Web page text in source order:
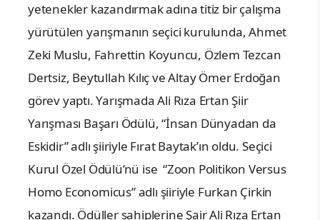
yetenekler kazandırmak adına titiz bir çalışma
yürütülen yarışmanın seçici kurulunda, Ahmet
Zeki Muslu, Fahrettin Koyuncu, Özlem Tezcan
Dertsiz, Beytullah Kılıç ve Altay Ömer Erdoğan
görev yaptı. Yarışmada Ali Rıza Ertan Şiir
Yarışması Başarı Ödülü, “İnsan Dünyadan da
Eskidir” adlı şiiriyle Fırat Baytak’ın oldu. Seçici
Kurul Özel Ödülü’nü ise “Zoon Politikon Versus
Homo Economicus” adlı şiiriyle Furkan Çirkin
kazandı. Ödüller sahiplerine Şair Ali Rıza Ertan